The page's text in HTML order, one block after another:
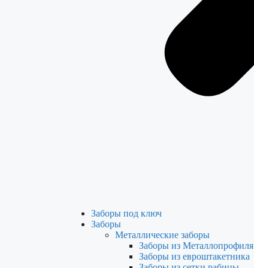
Заборы под ключ
Заборы
Металлические заборы
Заборы из Металлопрофиля
Заборы из евроштакетника